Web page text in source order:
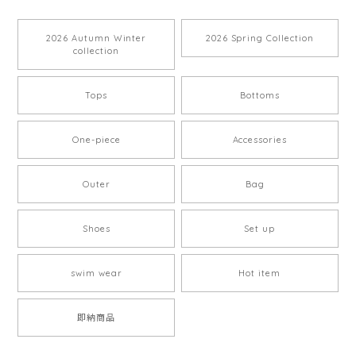
2026 Autumn Winter
collection
2026 Spring Collection
Tops Bottoms
One-piece Accessories
Outer Bag
Shoes Set up
swim wear Hot item
即納商品